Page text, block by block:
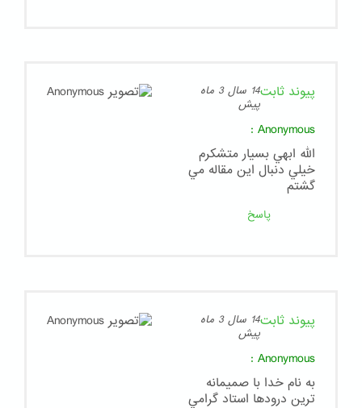
پیوند ثابت
14 سال 3 ماه
پیش
Anonymous
:
الله ابهي بسيار متشكرم
خيلي دنبال اين مقاله مي
گشتم
پاسخ
پیوند ثابت
14 سال 3 ماه
پیش
Anonymous
:
به نام خدا با صميمانه
ترين درودها استاد گرامي